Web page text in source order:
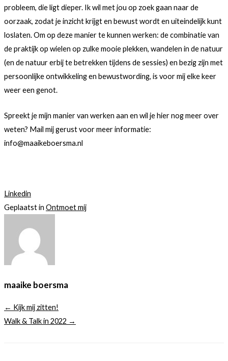
probleem, die ligt dieper. Ik wil met jou op zoek gaan naar de
oorzaak, zodat je inzicht krijgt en bewust wordt en uiteindelijk kunt
loslaten. Om op deze manier te kunnen werken: de combinatie van
de praktijk op wielen op zulke mooie plekken, wandelen in de natuur
(en de natuur erbij te betrekken tijdens de sessies) en bezig zijn met
persoonlijke ontwikkeling en bewustwording, is voor mij elke keer
weer een genot.
Spreekt je mijn manier van werken aan en wil je hier nog meer over
weten? Mail mij gerust voor meer informatie:
info@maaikeboersma.nl
Linkedin
Geplaatst in Ontmoet mij
maaike boersma
← Kijk mij zitten!
Walk & Talk in 2022 →